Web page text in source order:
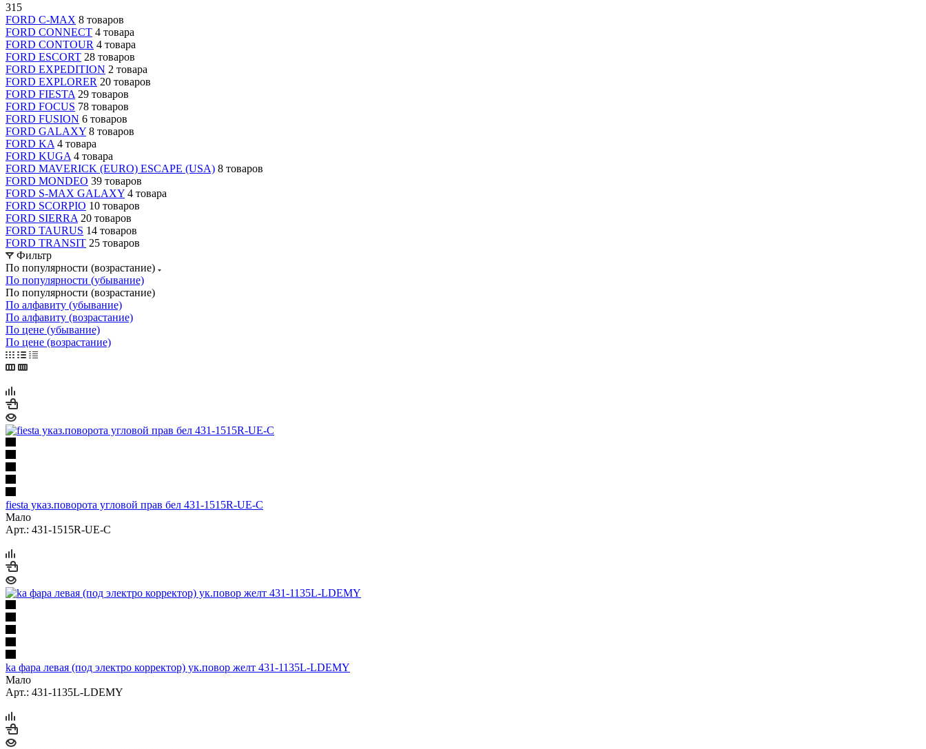
315
FORD C-MAX 8 товаров
FORD CONNECT 4 товара
FORD CONTOUR 4 товара
FORD ESCORT 28 товаров
FORD EXPEDITION 2 товара
FORD EXPLORER 20 товаров
FORD FIESTA 29 товаров
FORD FOCUS 78 товаров
FORD FUSION 6 товаров
FORD GALAXY 8 товаров
FORD KA 4 товара
FORD KUGA 4 товара
FORD MAVERICK (EURO) ESCAPE (USA) 8 товаров
FORD MONDEO 39 товаров
FORD S-MAX GALAXY 4 товара
FORD SCORPIO 10 товаров
FORD SIERRA 20 товаров
FORD TAURUS 14 товаров
FORD TRANSIT 25 товаров
Фильтр
По популярности (возрастание)
По популярности (убывание)
По популярности (возрастание)
По алфавиту (убывание)
По алфавиту (возрастание)
По цене (убывание)
По цене (возрастание)
fiesta указ.поворота угловой прав бел 431-1515R-UE-C
Мало
Арт.: 431-1515R-UE-C
ka фара левая (под электро корректор) ук.повор желт 431-1135L-LDEMY
Мало
Арт.: 431-1135L-LDEMY